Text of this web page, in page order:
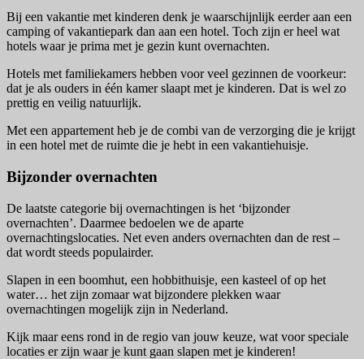
Bij een vakantie met kinderen denk je waarschijnlijk eerder aan een
camping of vakantiepark dan aan een hotel. Toch zijn er heel wat
hotels waar je prima met je gezin kunt overnachten.
Hotels met familiekamers hebben voor veel gezinnen de voorkeur:
dat je als ouders in één kamer slaapt met je kinderen. Dat is wel zo
prettig en veilig natuurlijk.
Met een appartement heb je de combi van de verzorging die je krijgt
in een hotel met de ruimte die je hebt in een vakantiehuisje.
Bijzonder overnachten
De laatste categorie bij overnachtingen is het ‘bijzonder
overnachten’. Daarmee bedoelen we de aparte
overnachtingslocaties. Net even anders overnachten dan de rest –
dat wordt steeds populairder.
Slapen in een boomhut, een hobbithuisje, een kasteel of op het
water… het zijn zomaar wat bijzondere plekken waar
overnachtingen mogelijk zijn in Nederland.
Kijk maar eens rond in de regio van jouw keuze, wat voor speciale
locaties er zijn waar je kunt gaan slapen met je kinderen!